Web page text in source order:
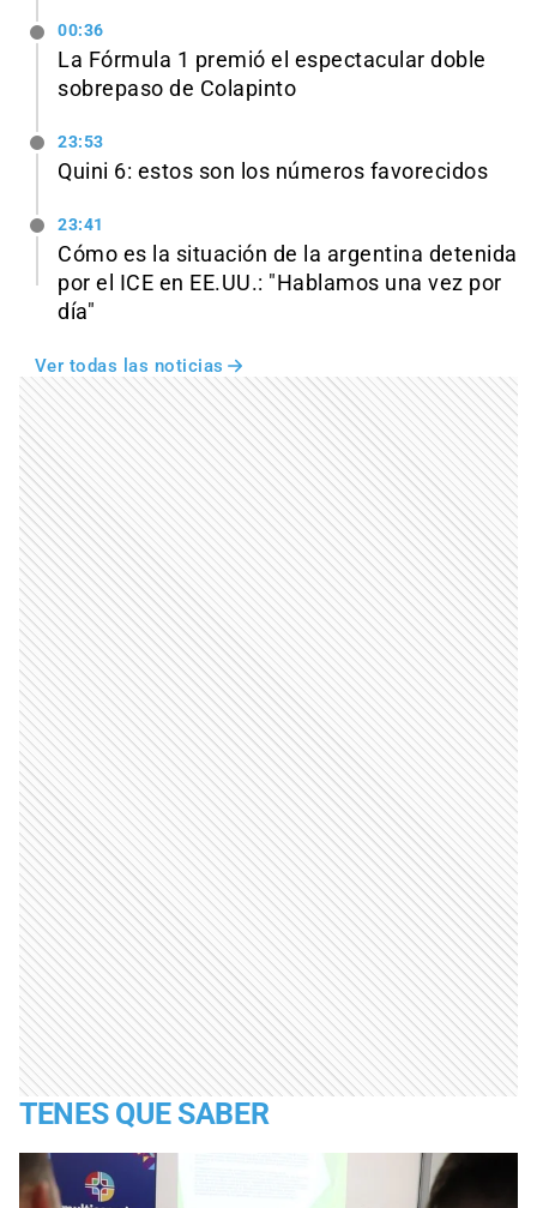
00:36
La Fórmula 1 premió el espectacular doble
sobrepaso de Colapinto
23:53
Quini 6: estos son los números favorecidos
23:41
Cómo es la situación de la argentina detenida
por el ICE en EE.UU.: "Hablamos una vez por
día"
Ver todas las noticias
TENES QUE SABER